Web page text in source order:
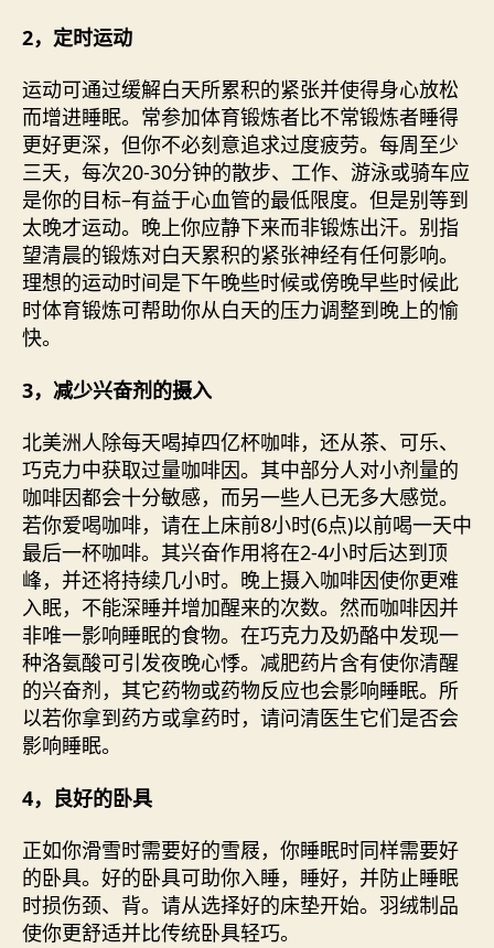
2，定时运动
运动可通过缓解白天所累积的紧张并使得身心放松
而增进睡眠。常参加体育锻炼者比不常锻炼者睡得
更好更深，但你不必刻意追求过度疲劳。每周至少
三天，每次20-30分钟的散步、工作、游泳或骑车应
是你的目标–有益于心血管的最低限度。但是别等到
太晚才运动。晚上你应静下来而非锻炼出汗。别指
望清晨的锻炼对白天累积的紧张神经有任何影响。
理想的运动时间是下午晚些时候或傍晚早些时候此
时体育锻炼可帮助你从白天的压力调整到晚上的愉
快。
3，减少兴奋剂的摄入
北美洲人除每天喝掉四亿杯咖啡，还从茶、可乐、
巧克力中获取过量咖啡因。其中部分人对小剂量的
咖啡因都会十分敏感，而另一些人已无多大感觉。
若你爱喝咖啡，请在上床前8小时(6点)以前喝一天中
最后一杯咖啡。其兴奋作用将在2-4小时后达到顶
峰，并还将持续几小时。晚上摄入咖啡因使你更难
入眠，不能深睡并增加醒来的次数。然而咖啡因并
非唯一影响睡眠的食物。在巧克力及奶酪中发现一
种洛氨酸可引发夜晚心悸。减肥药片含有使你清醒
的兴奋剂，其它药物或药物反应也会影响睡眠。所
以若你拿到药方或拿药时，请问清医生它们是否会
影响睡眠。
4，良好的卧具
正如你滑雪时需要好的雪屐，你睡眠时同样需要好
的卧具。好的卧具可助你入睡，睡好，并防止睡眠
时损伤颈、背。请从选择好的床垫开始。羽绒制品
使你更舒适并比传统卧具轻巧。